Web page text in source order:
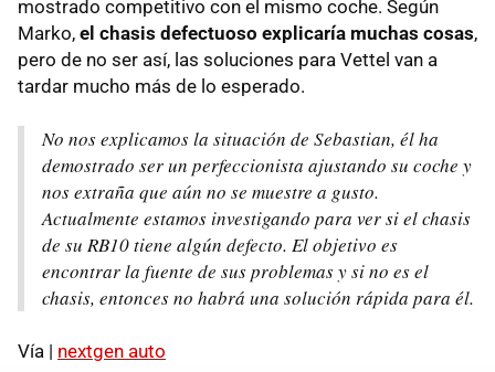
mostrado competitivo con el mismo coche. Según
Marko, el chasis defectuoso explicaría muchas cosas,
pero de no ser así, las soluciones para Vettel van a
tardar mucho más de lo esperado.
No nos explicamos la situación de Sebastian, él ha
demostrado ser un perfeccionista ajustando su coche y
nos extraña que aún no se muestre a gusto.
Actualmente estamos investigando para ver si el chasis
de su RB10 tiene algún defecto. El objetivo es
encontrar la fuente de sus problemas y si no es el
chasis, entonces no habrá una solución rápida para él.
Vía | nextgen auto